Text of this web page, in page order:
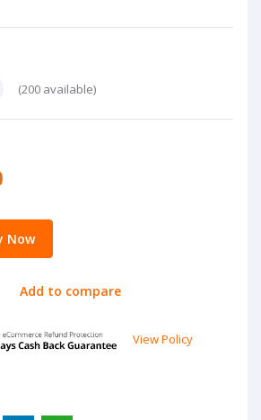
(200 available)
Now
Add to compare
View Policy